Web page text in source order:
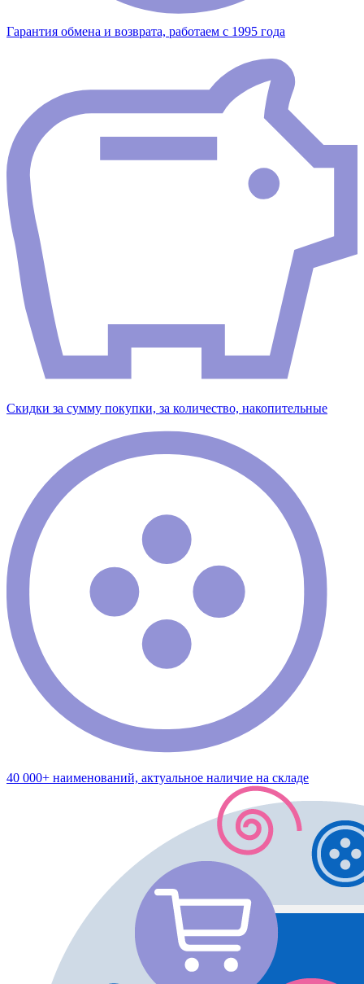
Гарантия обмена и возврата, работаем с 1995 года
Скидки за сумму покупки, за количество, накопительные
40 000+ наименований, актуальное наличие на складе